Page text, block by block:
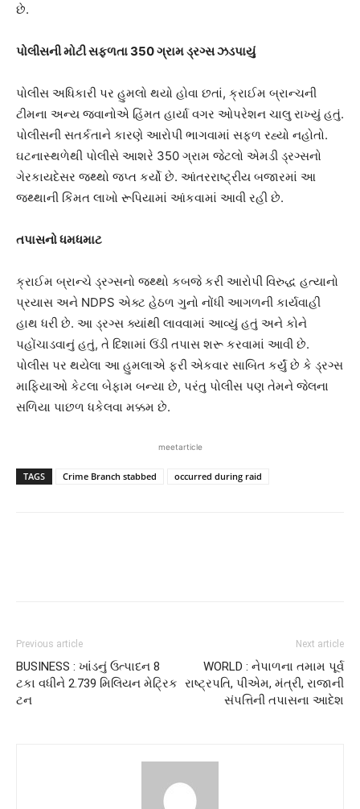
છે.
પોલીસની મોટી સફળતા 350 ગ્રામ ડ્રગ્સ ઝડપાયું
પોલીસ અધિકારી પર હુમલો થયો હોવા છતાં, ક્રાઈમ બ્રાન્ચની
ટીમના અન્ય જવાનોએ હિંમત હાર્યા વગર ઓપરેશન ચાલુ રાખ્યું હતું.
પોલીસની સતર્કતાને કારણે આરોપી ભાગવામાં સફળ રહ્યો નહોતો.
ઘટનાસ્થળેથી પોલીસે આશરે 350 ગ્રામ જેટલો એમડી ડ્રગ્સનો
ગેરકાયદેસર જથ્થો જપ્ત કર્યો છે. આંતરરાષ્ટ્રીય બજારમાં આ
જથ્થાની કિંમત લાખો રૂપિયામાં આંકવામાં આવી રહી છે.
તપાસનો ધમધમાટ
ક્રાઈમ બ્રાન્ચે ડ્રગ્સનો જથ્થો કબજે કરી આરોપી વિરુદ્ધ હત્યાનો
પ્રયાસ અને NDPS એક્ટ હેઠળ ગુનો નોંધી આગળની કાર્યવાહી
હાથ ધરી છે. આ ડ્રગ્સ ક્યાંથી લાવવામાં આવ્યું હતું અને કોને
પહોંચાડવાનું હતું, તે દિશામાં ઉંડી તપાસ શરૂ કરવામાં આવી છે.
પોલીસ પર થયેલા આ હુમલાએ ફરી એકવાર સાબિત કર્યું છે કે ડ્રગ્સ
માફિયાઓ કેટલા બેફામ બન્યા છે, પરંતુ પોલીસ પણ તેમને જેલના
સળિયા પાછળ ધકેલવા મક્કમ છે.
meetarticle
TAGS Crime Branch stabbed occurred during raid
Previous article
BUSINESS : ખાંડનું ઉત્પાદન 8
ટકા વધીને 2.739 મિલિયન મેટ્રિક
ટન
Next article
WORLD : નેપાળના તમામ પૂર્વ
રાષ્ટ્રપતિ, પીએમ, મંત્રી, રાજાની
સંપત્તિની તપાસના આદેશ